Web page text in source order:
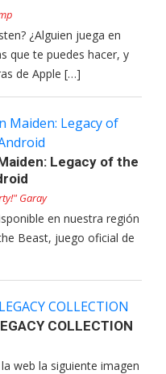
¿Alguien juega en
que te puedes hacer, y
de Apple […]
Legacy of the
Garay
en nuestra región
Beast, juego oficial de
COLLECTION
web la siguiente imagen